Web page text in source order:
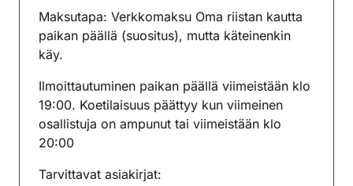
Maksutapa: Verkkomaksu Oma riistan kautta
paikan päällä (suositus), mutta käteinenkin
käy.
Ilmoittautuminen paikan päällä viimeistään klo
19:00. Koetilaisuus päättyy kun viimeinen
osallistuja on ampunut tai viimeistään klo
20:00
Tarvittavat asiakirjat: